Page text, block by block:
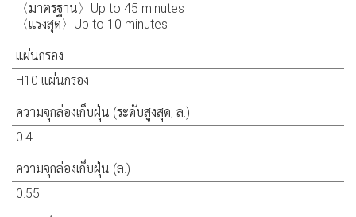
〈มาตรฐาน〉Up to 45 minutes
〈แรงสุด〉Up to 10 minutes
แผ่นกรอง
H10 แผ่นกรอง
ความจุกล่องเก็บฝุ่น (ระดับสูงสุด, ล.)
0.4
ความจุกล่องเก็บฝุ่น (ล.)
0.55